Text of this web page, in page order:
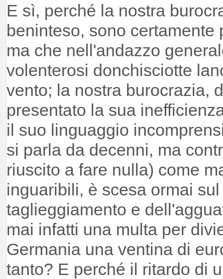
E sì, perché la nostra
beninteso, sono certamente
ma che nell'andazzo
volenterosi donchisciotte
vento; la nostra burocrazia,
presentato la sua
il suo linguaggio
si parla da decenni, ma
riuscito a fare nulla) come
inguaribili, è scesa ormai
taglieggiamento e
mai infatti una multa per
Germania una ventina di
tanto? E perché il ritardo di